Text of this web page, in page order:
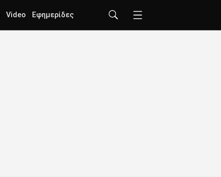
Video Εφημερίδες